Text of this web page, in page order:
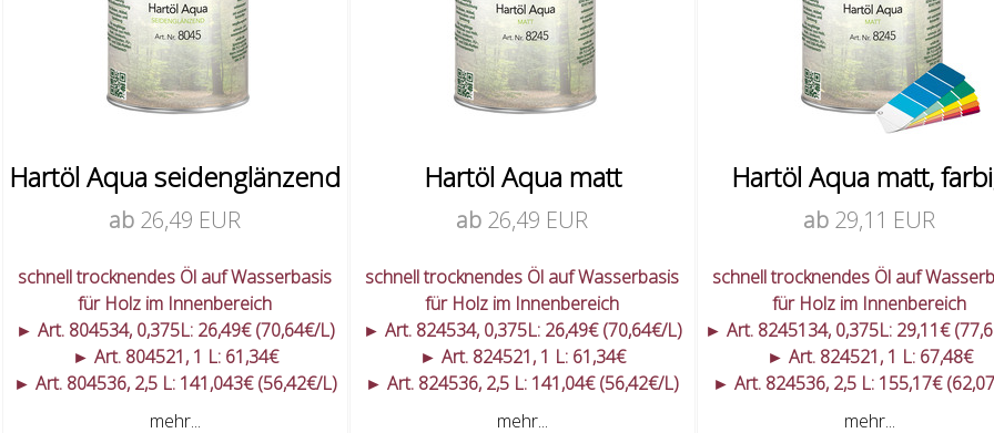
Hartöl Aqua seidenglänzend
ab 26,49 EUR
schnell trocknendes Öl auf Wasserbasis
für Holz im Innenbereich
► Art. 804534, 0,375L: 26,49€ (70,64€/L)
► Art. 804521, 1 L: 61,34€
► Art. 804536, 2,5 L: 141,043€ (56,42€/L)
mehr...
Hartöl Aqua matt
ab 26,49 EUR
schnell trocknendes Öl auf Wasserbasis
für Holz im Innenbereich
► Art. 824534, 0,375L: 26,49€ (70,64€/L)
► Art. 824521, 1 L: 61,34€
► Art. 824536, 2,5 L: 141,04€ (56,42€/L)
mehr...
Hartöl Aqua matt,
ab 29,11 EUR
schnell trocknendes Öl auf
für Holz im Innenbereich
► Art. 8245134, 0,375L: 29,11€
► Art. 824521, 1 L: 67,48€
► Art. 824536, 2,5 L: 155,17€
mehr...